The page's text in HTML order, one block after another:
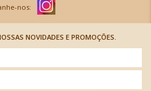
NOVIDADES E PROMOÇÕES.